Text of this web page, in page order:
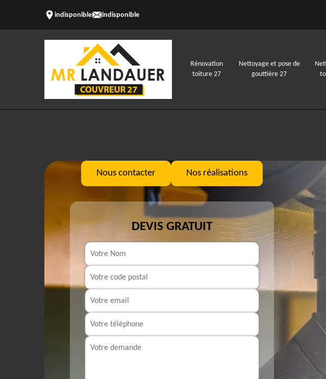
indisponible indisponible
Rénovation
toiture 27
Nettoyage et pose de
gouttière 27
Nous contacter Nos réalisations
DEVIS GRATUIT